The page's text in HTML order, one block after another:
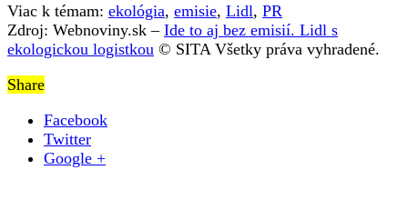
Viac k témam: ekológia, emisie, Lidl, PR
Zdroj: Webnoviny.sk – Ide to aj bez emisií. Lidl s
ekologickou logistkou © SITA Všetky práva vyhradené.
Share
Facebook
Twitter
Google +